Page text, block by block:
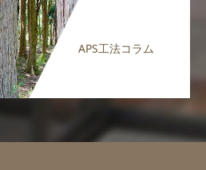
APS工法コラム